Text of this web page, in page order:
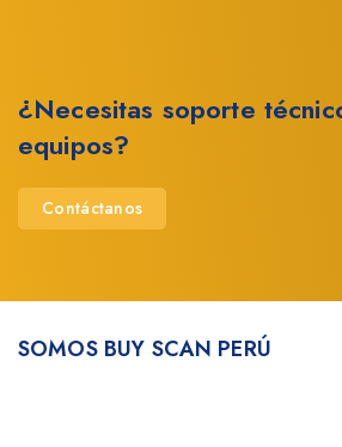
¿Necesitas soporte
equipos?
Contáctanos
SOMOS BUY SCAN PERÚ